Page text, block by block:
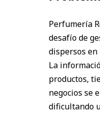
Perfumería
desafío de
dispersos
La
productos,
negocios se
dificultando